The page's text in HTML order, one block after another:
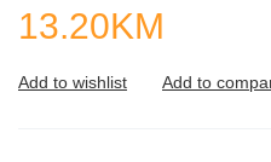
13.20KM